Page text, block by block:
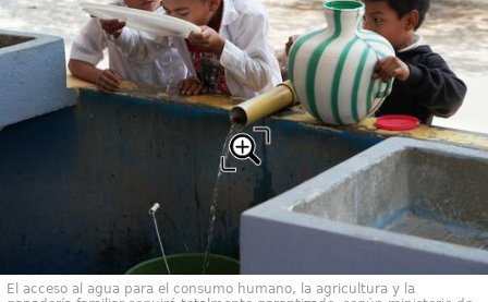
El acceso al agua para el consumo humano, la agricultura y la